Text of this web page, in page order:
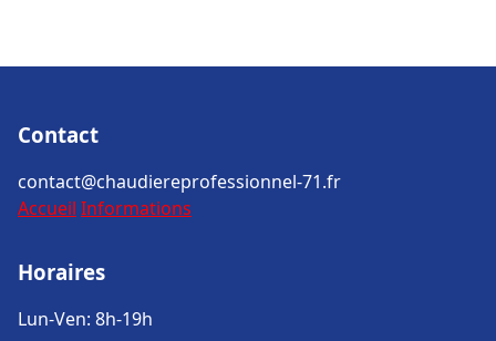
Contact
contact@chaudiereprofessionnel-71.fr
Accueil Informations
Horaires
Lun-Ven: 8h-19h